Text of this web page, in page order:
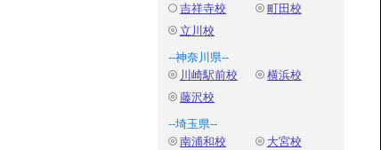
吉祥寺校
町田校
立川校
--神奈川県--
川崎駅前校
横浜校
藤沢校
--埼玉県--
南浦和校
大宮校